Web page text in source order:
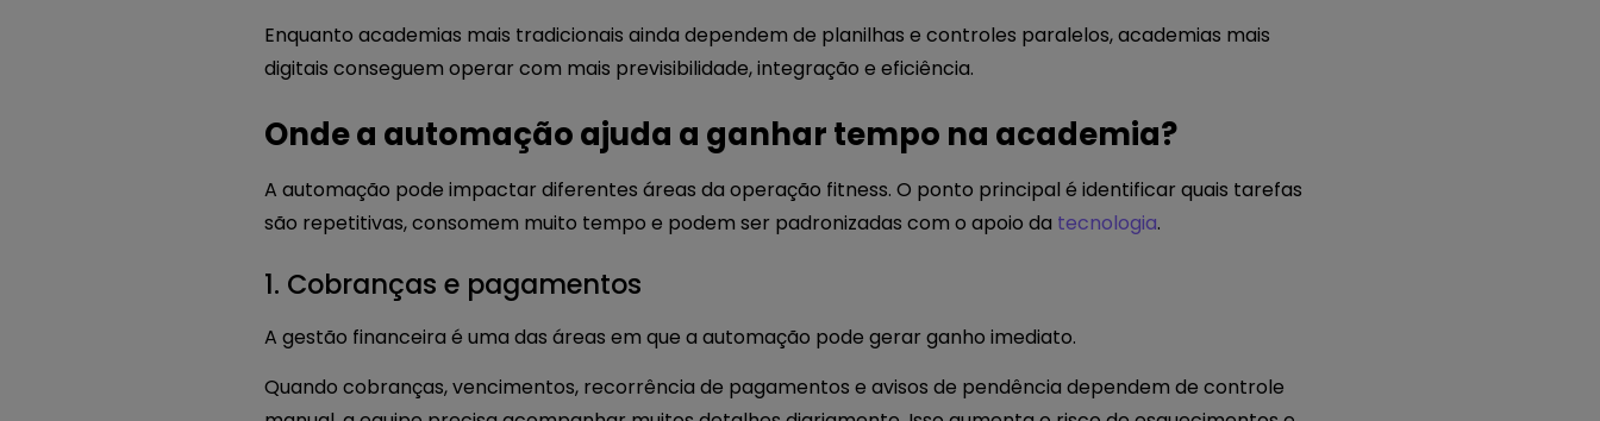
Enquanto academias mais tradicionais ainda dependem de planilhas e controles paralelos, academias mais
digitais conseguem operar com mais previsibilidade, integração e eficiência.
Onde a automação ajuda a ganhar tempo na academia?
A automação pode impactar diferentes áreas da operação fitness. O ponto principal é identificar quais tarefas
são repetitivas, consomem muito tempo e podem ser padronizadas com o apoio da tecnologia.
1. Cobranças e pagamentos
A gestão financeira é uma das áreas em que a automação pode gerar ganho imediato.
Quando cobranças, vencimentos, recorrência de pagamentos e avisos de pendência dependem de controle